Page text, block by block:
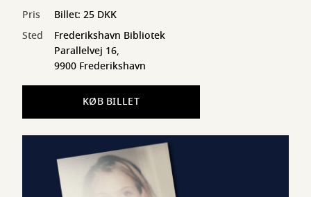
Pris
Billet: 25 DKK
Sted
Frederikshavn Bibliotek
Parallelvej 16,
9900 Frederikshavn
KØB BILLET